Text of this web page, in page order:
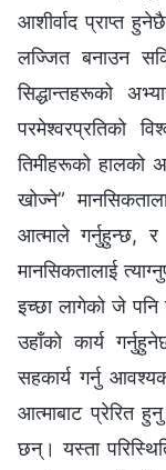
आशीर्वाद प्राप्त
लज्जित बनाउन
सिद्धान्तहरूको
परमेश्‍वरप्रतिको
तिमीहरूको हालको
खोज्ने”
आत्माले गर्नुहुन्छ,
मानसिकतालाई
इच्छा लागेको जे
उहाँको कार्य
सहकार्य गर्नु
आत्माबाट प्रेरित
छन्। यस्ता